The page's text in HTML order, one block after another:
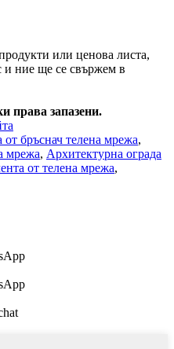
или ценова листа,
и ние ще се свържем в
права запазени.
от бръснач телена мрежа,
мрежа, Архитектурна ограда
от телена мрежа,